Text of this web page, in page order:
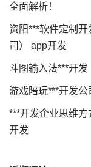
全面解析！
资阳***软件定制
司） app开发
斗图输入法***开
游戏陪玩***开发
***开发企业思维
开发